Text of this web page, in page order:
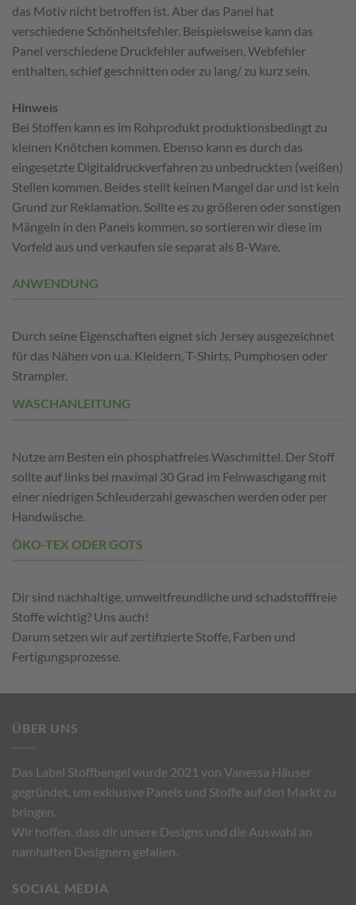
das Motiv nicht betroffen ist. Aber das Panel hat
verschiedene Schönheitsfehler. Beispielsweise kann das
Panel verschiedene Druckfehler aufweisen, Webfehler
enthalten, schief geschnitten oder zu lang/ zu kurz sein.
Hinweis
Bei Stoffen kann es im Rohprodukt produktionsbedingt zu
kleinen Knötchen kommen. Ebenso kann es durch das
eingesetzte Digitaldruckverfahren zu unbedruckten (weißen)
Stellen kommen. Beides stellt keinen Mangel dar und ist kein
Grund zur Reklamation. Sollte es zu größeren oder sonstigen
Mängeln in den Panels kommen, so sortieren wir diese im
Vorfeld aus und verkaufen sie separat als B-Ware.
ANWENDUNG
Durch seine Eigenschaften eignet sich Jersey ausgezeichnet
für das Nähen von u.a. Kleidern, T-Shirts, Pumphosen oder
Strampler.
WASCHANLEITUNG
Nutze am Besten ein phosphatfreies Waschmittel. Der Stoff
sollte auf links bei maximal 30 Grad im Feinwaschgang mit
einer niedrigen Schleuderzahl gewaschen werden oder per
Handwäsche.
ÖKO-TEX ODER GOTS
Dir sind nachhaltige, umweltfreundliche und schadstofffreie
Stoffe wichtig? Uns auch!
Darum setzen wir auf zertifizierte Stoffe, Farben und
Fertigungsprozesse.
ÜBER UNS
Das Label Stoffbengel wurde 2021 von Vanessa Häuser
gegründet, um exklusive Panels und Stoffe auf den Markt zu
bringen.
Wir hoffen, dass dir unsere Designs und die Auswahl an
namhaften Designern gefallen.
SOCIAL MEDIA